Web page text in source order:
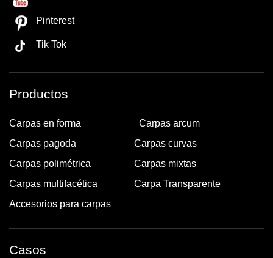
Pinterest
Tik Tok
Productos
Carpas en forma
Carpas arcum
Carpas pagoda
Carpas curvas
Carpas polimétrica
Carpas mixtas
Carpas multifacética
Carpa Transparente
Accesorios para carpas
Casos